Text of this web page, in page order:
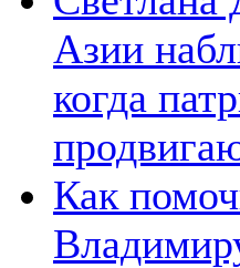
Азии
когда
Как